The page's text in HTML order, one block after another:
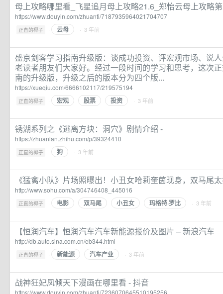
母上攻略哪里看_飞星追月母上攻略21.6_郑怡云母上攻略
https://www.douyin.com/zhuanti/7187935964021704707
正直的椰子 · 云母 · 3 年前
盛京剑客学习指南升级版：谈成功投资、评宏观市场、说
老读者朋友们大家好。经过一段时间的学习和思考，这次
南的升级版，升级之后的版本分为四个版...
https://xueqiu.com/6666102117/219575194
正直的椰子 · 宏观 股票 投资 · 3 年前
锈湖系列之《逃离方块：洞穴》剧情介绍 -
https://zhuanlan.zhihu.com/p/39324410
正直的椰子 · 狗 · 3 年前
《猛禽小队》片场照曝出！小丑女哈莉奎茵现身，双马尾
http://www.sohu.com/a/304746408_445016
正直的椰子 · 电影 双马尾 小丑女 玛格特·罗比 · 3 年前
【恒润汽车】恒润汽车汽车新能源报价及图片 – 新浪汽车
http://db.auto.sina.com.cn/eb344.html
正直的椰子 · 新能源 汽车产业 · 3 年前
战神狂妃凤倾天下漫画在哪里看 - 抖音
https://www.douyin.com/zhuanti/7236070645510195256